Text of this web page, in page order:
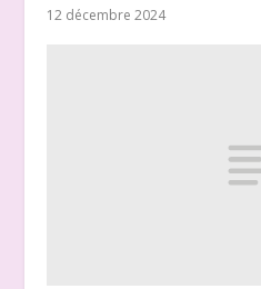
12 décembre 2024